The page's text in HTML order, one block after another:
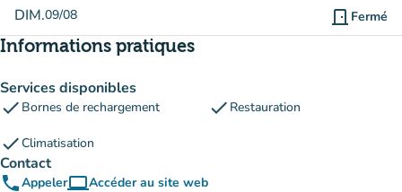
DIM.09/08 door_front Fermé
Informations pratiques
Services disponibles
check Bornes de rechargement check Restauration
checkClimatisation
Contact
phoneAppelercomputerAccéder au site web